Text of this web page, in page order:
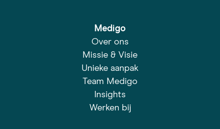
Medigo
Over ons
Missie & Visie
Unieke aanpak
Team Medigo
Insights
Werken bij